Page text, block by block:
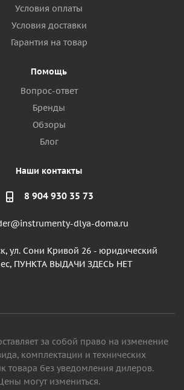
Условия оплаты
Условия доставки
Гарантия на товар
Помощь
Вопрос-ответ
Бренды
Обзоры
Блог
Наши контакты
8 904 930 35 73
dlya-doma.ru
ул. Сони Кривой 26 - юридический
ПУНКТА ВЫДАЧИ ЗДЕСЬ НЕТ
за собой право на изменение
комплектации и технических
товара без уведомления дилеров.
могут измениться.